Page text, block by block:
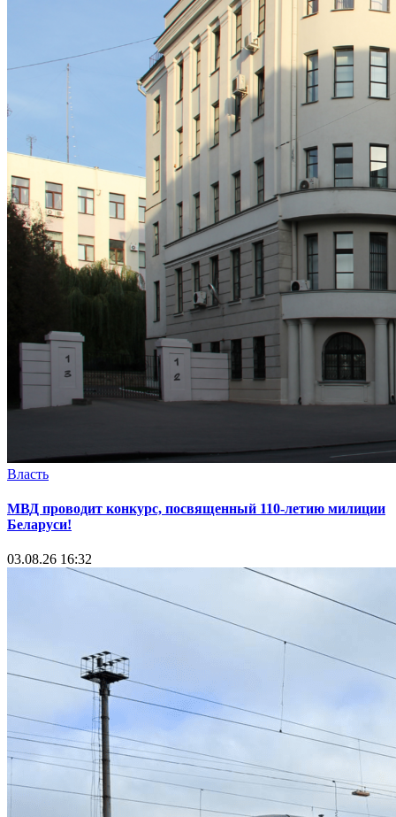
Власть
МВД проводит конкурс, посвященный 110-летию милиции
Беларуси!
03.08.26 16:32